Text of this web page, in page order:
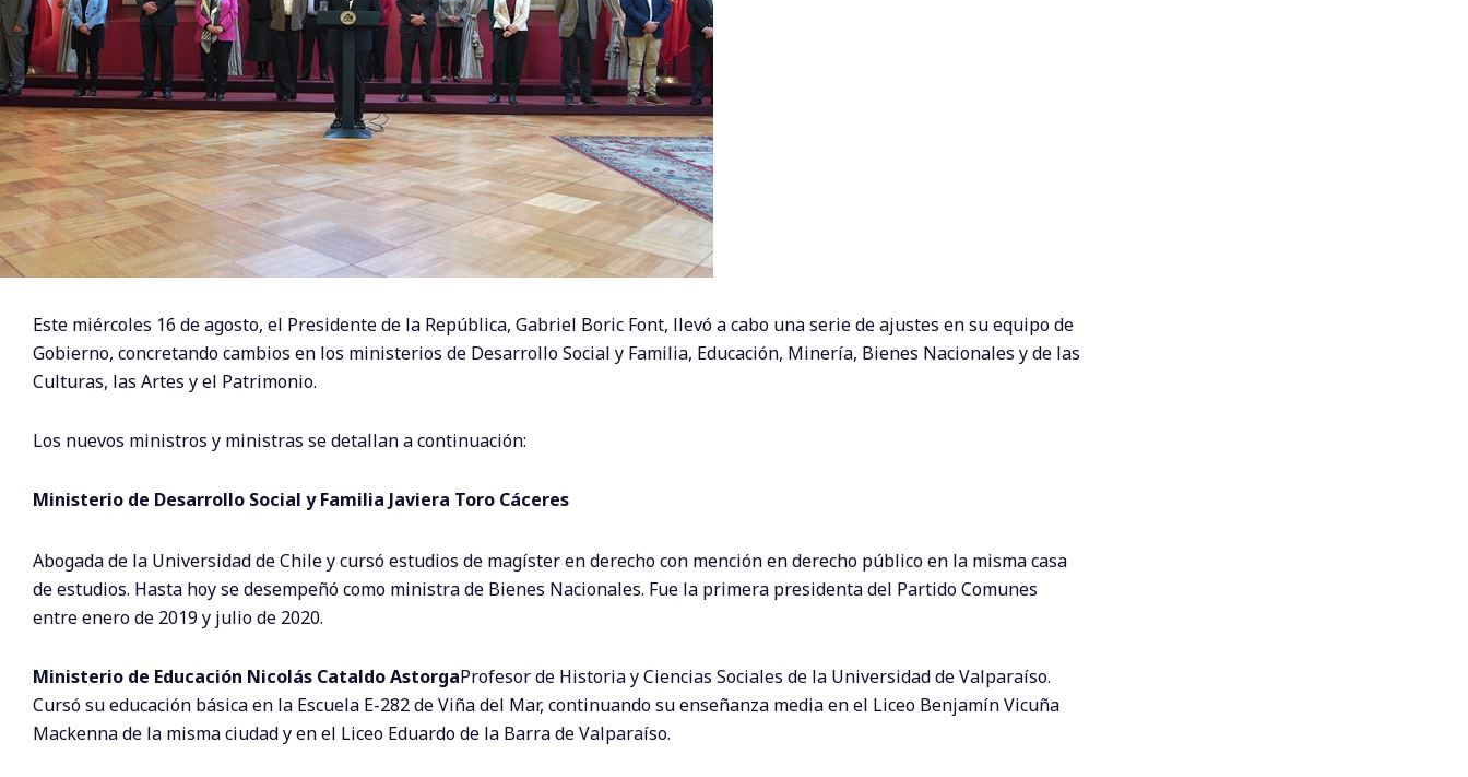
Este miércoles 16 de agosto, el Presidente de la República, Gabriel Boric Font, llevó a cabo una serie de ajustes en su equipo de
Gobierno, concretando cambios en los ministerios de Desarrollo Social y Familia, Educación, Minería, Bienes Nacionales y de las
Culturas, las Artes y el Patrimonio.
Los nuevos ministros y ministras se detallan a continuación:
Ministerio de Desarrollo Social y Familia Javiera Toro Cáceres
Abogada de la Universidad de Chile y cursó estudios de magíster en derecho con mención en derecho público en la misma casa
de estudios. Hasta hoy se desempeñó como ministra de Bienes Nacionales. Fue la primera presidenta del Partido Comunes
entre enero de 2019 y julio de 2020.
Ministerio de Educación Nicolás Cataldo AstorgaProfesor de Historia y Ciencias Sociales de la Universidad de Valparaíso.
Cursó su educación básica en la Escuela E-282 de Viña del Mar, continuando su enseñanza media en el Liceo Benjamín Vicuña
Mackenna de la misma ciudad y en el Liceo Eduardo de la Barra de Valparaíso.